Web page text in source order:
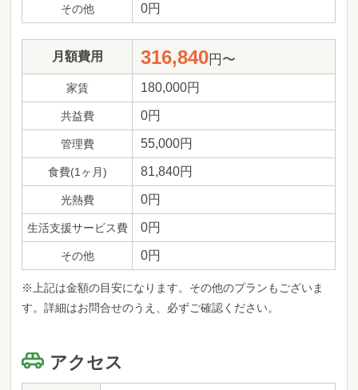
その他 0円
月額費用 316,840円〜
家賃 180,000円
共益費 0円
管理費 55,000円
食費(1ヶ月) 81,840円
光熱費 0円
生活支援サービス費 0円
その他 0円
※上記は金額の目安になります。その他のプランもございま
す。詳細はお問合せのうえ、必ずご確認ください。
アクセス